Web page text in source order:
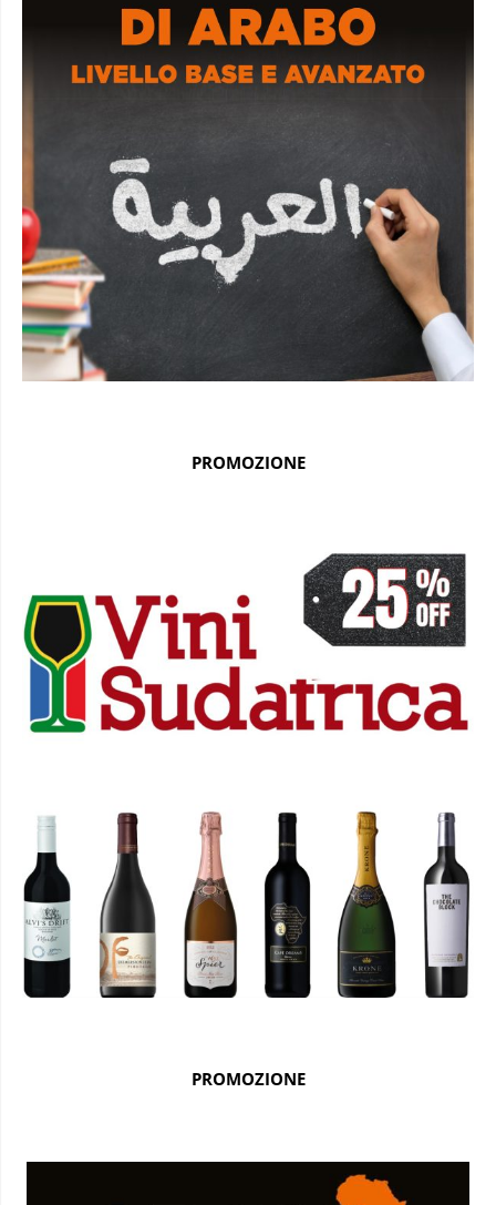
PROMOZIONE
PROMOZIONE